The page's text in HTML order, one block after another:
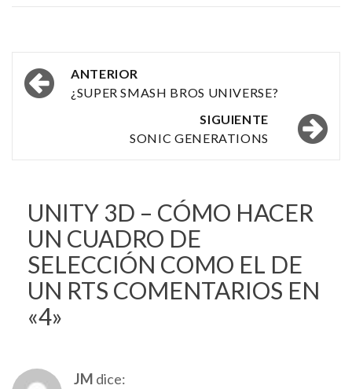
Navegación
por
ANTERIOR
¿SUPER SMASH BROS UNIVERSE?
SIGUIENTE
SONIC GENERATIONS
UNITY 3D – CÓMO HACER
UN CUADRO DE
SELECCIÓN COMO EL DE
UN RTS COMENTARIOS EN
«4»
JM dice: